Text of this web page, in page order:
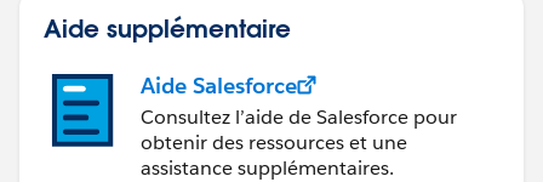
Aide supplémentaire
Aide Salesforce
Consultez l’aide de Salesforce pour
obtenir des ressources et une
assistance supplémentaires.